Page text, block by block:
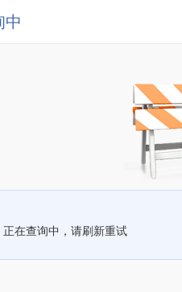
中
正在查询中，请刷新重试